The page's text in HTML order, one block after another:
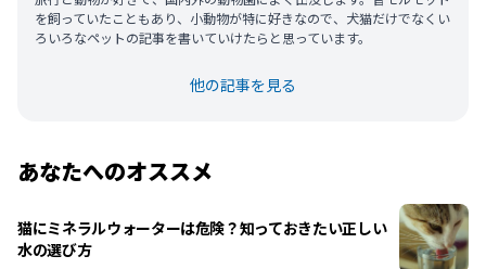
を飼っていたこともあり、小動物が特に好きなので、犬猫だけでなくい
ろいろなペットの記事を書いていけたらと思っています。
他の記事を見る
あなたへのオススメ
猫にミネラルウォーターは危険？知っておきたい正しい
水の選び方